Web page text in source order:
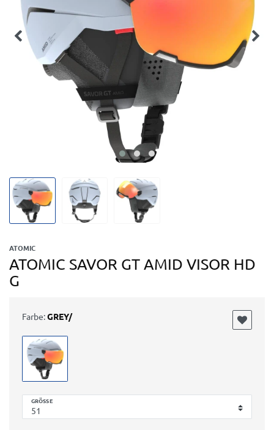
ATOMIC
ATOMIC SAVOR GT AMID VISOR HD
G
GRÖSSE
Farbe:GREY/